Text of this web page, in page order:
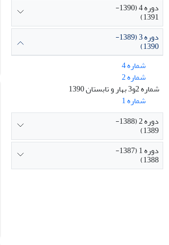
دوره 4 (1390-
1391)
دوره 3 (1389-
1390)
شماره 4
شماره 2
شماره 2و3 بهار و تابستان 1390
شماره 1
دوره 2 (1388-
1389)
دوره 1 (1387-
1388)